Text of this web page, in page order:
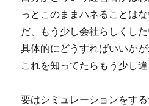
っとこのままハネることは
だ、もう少し会社らしくした
具体的にどうすればいいかが
これを知ってたらもう少し
要はシミュレーションをす